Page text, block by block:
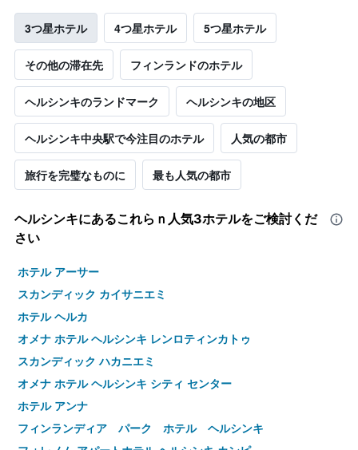
3つ星ホテル 4つ星ホテル 5つ星ホテル
その他の滞在先 フィンランドのホテル
ヘルシンキのランドマーク ヘルシンキの地区
ヘルシンキ中央駅で今注目のホテル 人気の都市
旅行を完璧なものに 最も人気の都市
ヘルシンキ​にあるこれらｎ人気3ホテルをご検討くだ
さい
ホテル アーサー
スカンディック カイサニエミ
ホテル ヘルカ
オメナ ホテル ヘルシンキ レンロティンカトゥ
スカンディック ハカニエミ
オメナ ホテル ヘルシンキ シティ センター
ホテル アンナ
フィンランディア パーク ホテル ヘルシンキ